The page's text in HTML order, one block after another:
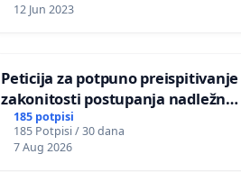
12 Jun 2023
Peticija za potpuno preispitivanje
zakonitosti postupanja nadležnih
institucija povodom događaja u
osnovnoj školi “Tatomir Anđelić”
u Mrčajevcima
185 potpisi
185 Potpisi / 30 dana
7 Aug 2026